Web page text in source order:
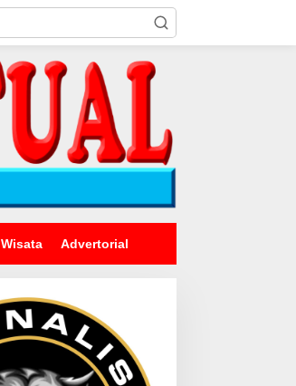
Wisata Advertorial